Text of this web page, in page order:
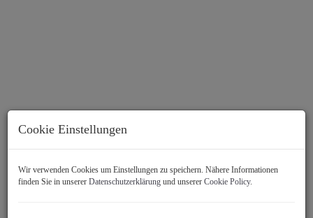
Beschreibung
Cookie Einstellungen
Wir verwenden Cookies um Einstellungen zu speichern. Nähere Informationen
finden Sie in unserer Datenschutzerklärung und unserer Cookie Policy.